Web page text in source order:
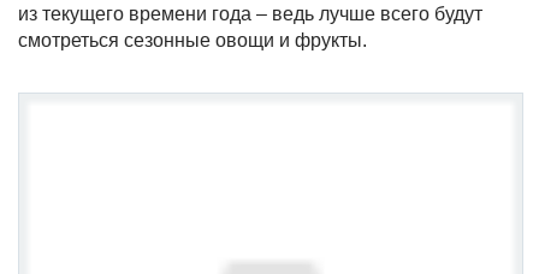
из текущего времени года – ведь лучше всего будут
смотреться сезонные овощи и фрукты.